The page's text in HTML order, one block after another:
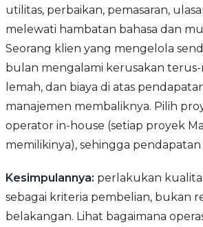
utilitas, perbaikan, pemasaran,
melewati hambatan bahasa dan
Seorang klien yang mengelola
bulan mengalami kerusakan
lemah, dan biaya di atas
manajemen membaliknya. Pilih
operator in-house (setiap proyek
memilikinya), sehingga
Kesimpulannya: perlakukan
sebagai kriteria pembelian, bukan
belakangan. Lihat bagaimana